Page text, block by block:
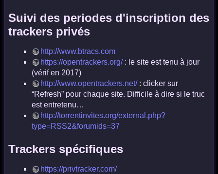
Suivi des periodes d'inscription des
trackers privés
http://www.btracs.com
https://opentrackers.org/: le site est tenu à jour
(vérif en 2017)
http://www.opentrackers.net/: clicker sur
“Refresh” pour chaque site. Difficile à dire si le truc
est entretenu…
http://torrentinvites.org/external.php?
type=RSS2&forumids=37
Trackers spécifiques
https://privtracker.com/